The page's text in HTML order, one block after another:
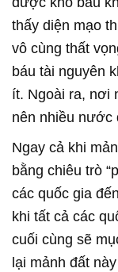
thấy diện mạo
vô cùng thất
báu tài nguyên
ít. Ngoài ra, nơi
nên nhiều nước
Ngay cả khi
bằng chiêu trò
các quốc gia
khi tất cả các
cuối cùng sẽ
lại mảnh đất